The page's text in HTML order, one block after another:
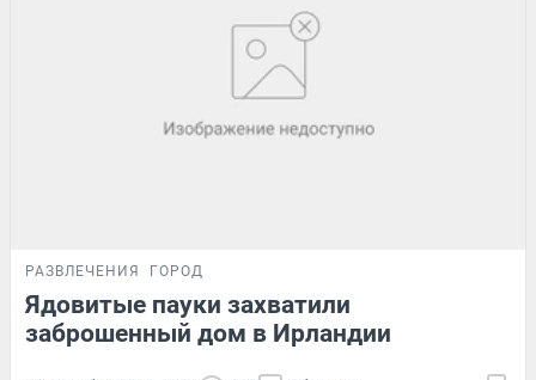
РАЗВЛЕЧЕНИЯ ГОРОД
Ядовитые пауки захватили
заброшенный дом в Ирландии